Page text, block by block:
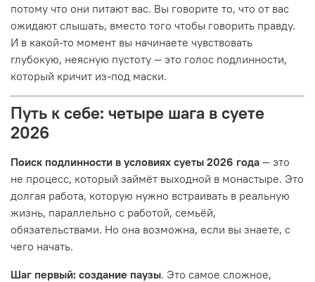
потому что они питают вас. Вы говорите то, что от вас
ожидают слышать, вместо того чтобы говорить правду.
И в какой-то момент вы начинаете чувствовать
глубокую, неясную пустоту — это голос подлинности,
который кричит из-под маски.
Путь к себе: четыре шага в суете
2026
Поиск подлинности в условиях суеты 2026 года — это
не процесс, который займёт выходной в монастыре. Это
долгая работа, которую нужно встраивать в реальную
жизнь, параллельно с работой, семьёй,
обязательствами. Но она возможна, если вы знаете, с
чего начать.
Шаг первый: создание паузы. Это самое сложное,